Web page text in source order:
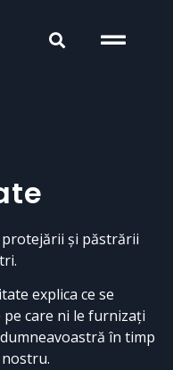
protejării și păstrării
explica ce se
care ni le furnizați
în timp